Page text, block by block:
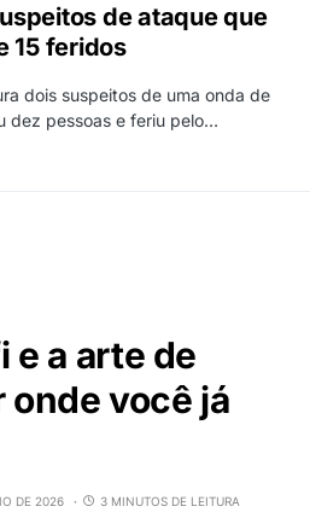
de ataque que
15 feridos
dois suspeitos de uma onda de
dez pessoas e feriu pelo…
e a arte de
você já
DE 2026 3 MINUTOS DE LEITURA